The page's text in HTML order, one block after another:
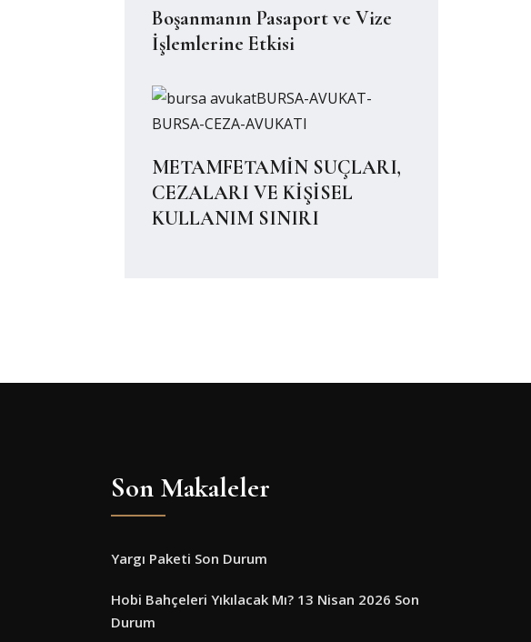
Boşanmanın Pasaport ve Vize
İşlemlerine Etkisi
METAMFETAMİN SUÇLARI,
CEZALARI VE KİŞİSEL
KULLANIM SINIRI
Son Makaleler
Yargı Paketi Son Durum
Hobi Bahçeleri Yıkılacak Mı? 13 Nisan 2026 Son
Durum